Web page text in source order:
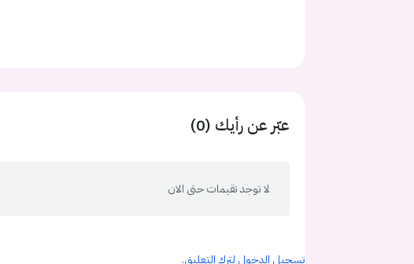
عبّر عن رأيك (0)
لا توجد تقيمات حتى الان
تسجيل الدخول لترك التعليق.